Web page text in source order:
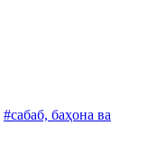
#сабаб, баҳона ва